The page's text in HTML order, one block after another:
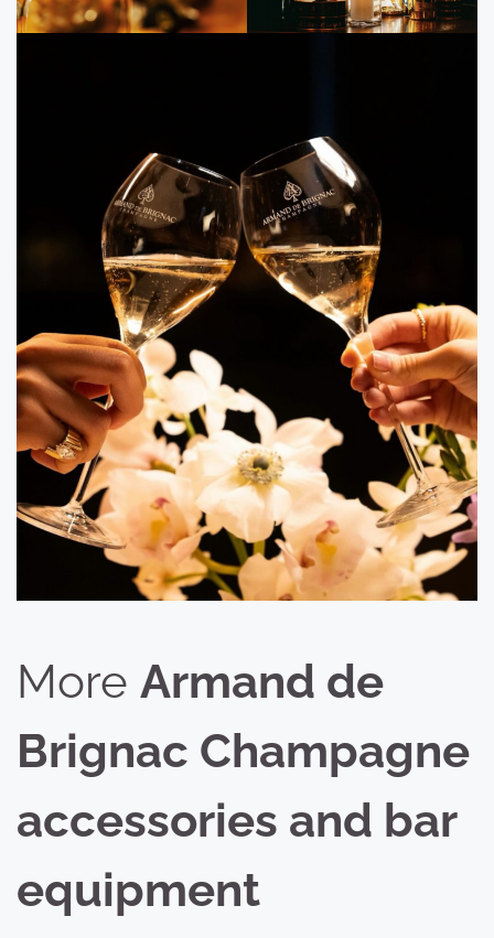
More Armand de
Brignac Champagne
accessories and bar
equipment